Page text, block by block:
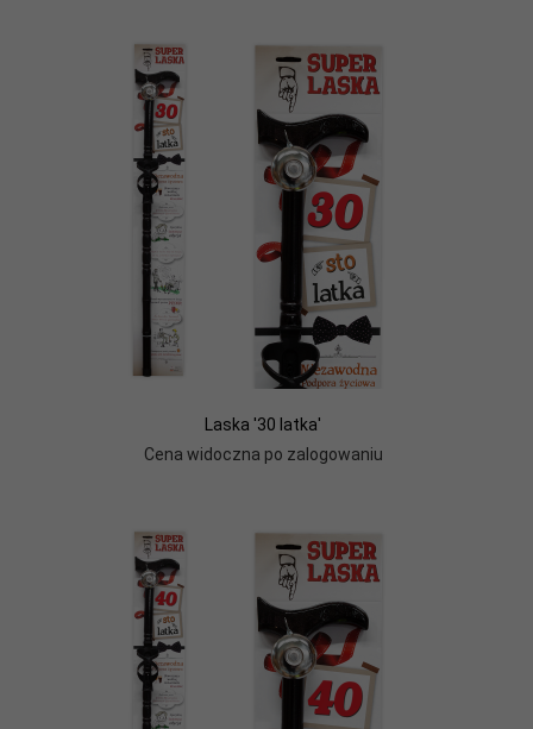
Laska '30 latka'
Cena widoczna po zalogowaniu